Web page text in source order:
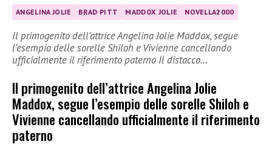
ANGELINA JOLIE BRAD PITT MADDOX JOLIE NOVELLA2000
Il primogenito dell’attrice Angelina Jolie Maddox, segue
l’esempio delle sorelle Shiloh e Vivienne cancellando
ufficialmente il riferimento paterno Il distacco…
Il primogenito dell’attrice Angelina Jolie
Maddox, segue l’esempio delle sorelle Shiloh e
Vivienne cancellando ufficialmente il riferimento
paterno